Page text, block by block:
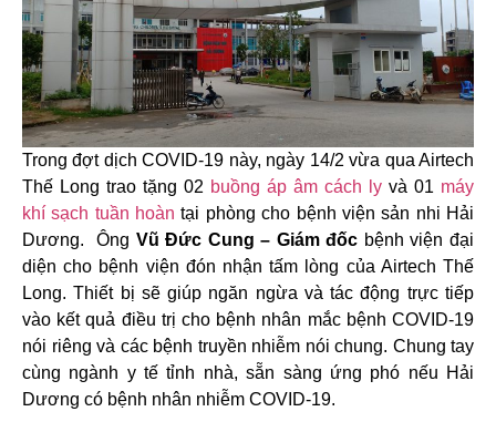
Trong đợt dịch COVID-19 này, ngày 14/2 vừa qua Airtech
Thế Long trao tặng 02 buồng áp âm cách ly và 01 máy
khí sạch tuần hoàn tại phòng cho bệnh viện sản nhi Hải
Dương. Ông Vũ Đức Cung – Giám đốc bệnh viện đại
diện cho bệnh viện đón nhận tấm lòng của Airtech Thế
Long. Thiết bị sẽ giúp ngăn ngừa và tác động trực tiếp
vào kết quả điều trị cho bệnh nhân mắc bệnh COVID-19
nói riêng và các bệnh truyền nhiễm nói chung. Chung tay
cùng ngành y tế tỉnh nhà, sẵn sàng ứng phó nếu Hải
Dương có bệnh nhân nhiễm COVID-19.